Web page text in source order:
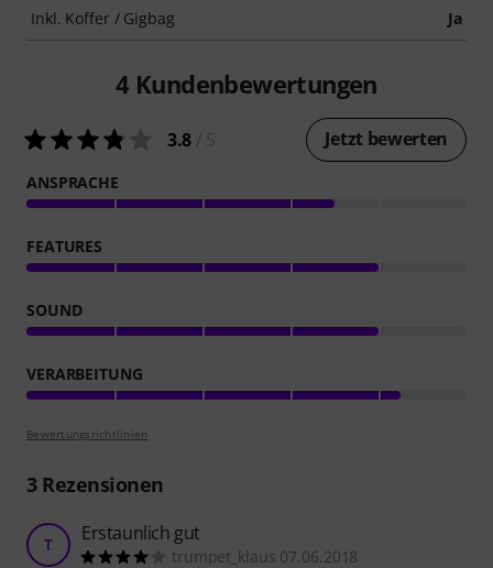
Inkl. Koffer / Gigbag Ja
4 Kundenbewertungen
3.8 Jetzt bewerten
ANSPRACHE
FEATURES
SOUND
VERARBEITUNG
Bewertungsrichtlinien
3Rezensionen
T Erstaunlich gut
trumpet_klaus 07.06.2018